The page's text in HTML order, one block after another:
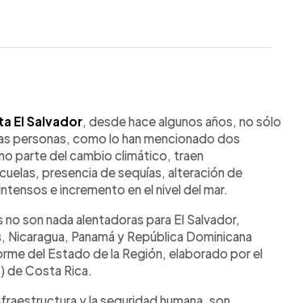
El Salvador , desde hace algunos años, no sólo
personas, como lo han mencionado dos
parte del cambio climático, traen
presencia de sequías, alteración de
e incremento en el nivel del mar.
son nada alentadoras para El Salvador,
Panamá y República Dominicana
del Estado de la Región, elaborado por el
de Costa Rica.